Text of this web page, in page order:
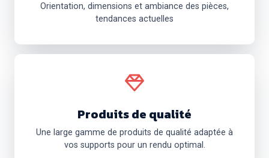
Orientation, dimensions et ambiance des pièces,
tendances actuelles
Produits de qualité
Une large gamme de produits de qualité adaptée à
vos supports pour un rendu optimal.